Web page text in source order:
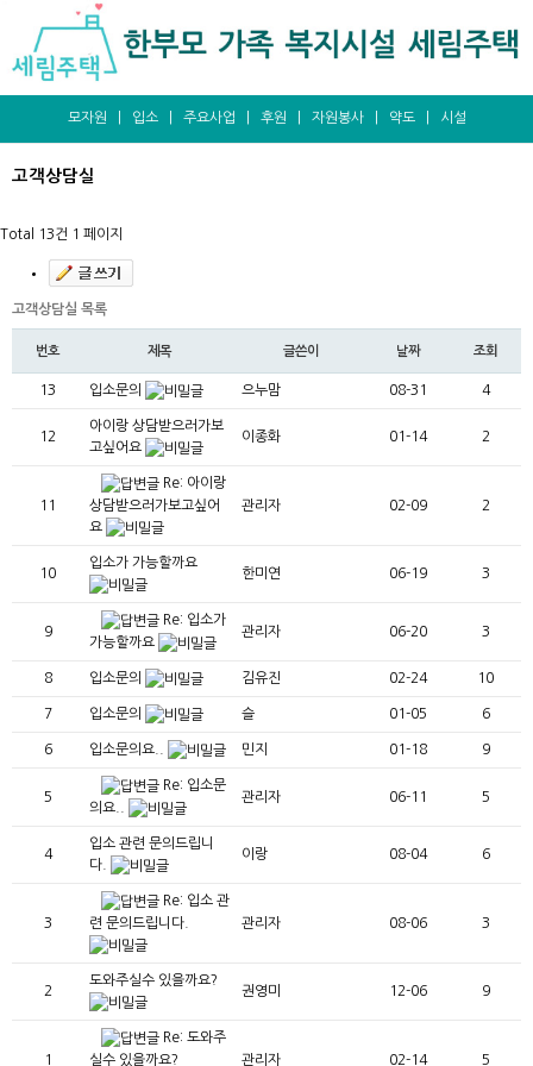
모자원 입소| 주요사업 후원 자원봉사| 약도| 시설
고객상담실
Total 13건 1 페이지
고객상담실 목록
번호 제목 글쓴이 날짜 조회
13 입소문의 으누맘 08-31 4
12
아이랑 상담받으러가보
고싶어요
이종화 01-14 2
11
Re: 아이랑
상담받으러가보고싶어
요
관리자 02-09 2
10
입소가 가능할까요
한미연 06-19 3
9
Re: 입소가
가능할까요
관리자 06-20 3
8 입소문의 김유진 02-24 10
7 입소문의 슬 01-05 6
6 입소문의요.. 민지 01-18 9
5
Re: 입소문
의요..
관리자 06-11 5
4
입소 관련 문의드립니
다.
이랑 08-04 6
3
Re: 입소 관
련 문의드립니다.
관리자 08-06 3
2
도와주실수 있을까요?
권영미 12-06 9
1
Re: 도와주
실수 있을까요?
관리자 02-14 5